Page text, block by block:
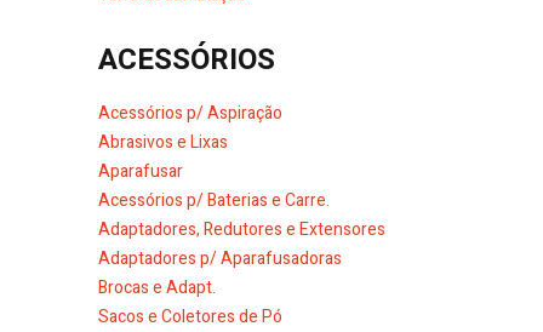
ACESSÓRIOS
Acessórios p/ Aspiração
Abrasivos e Lixas
Aparafusar
Acessórios p/ Baterias e Carre.
Adaptadores, Redutores e Extensores
Adaptadores p/ Aparafusadoras
Brocas e Adapt.
Sacos e Coletores de Pó